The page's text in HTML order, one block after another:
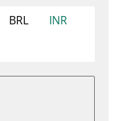
BRL
INR